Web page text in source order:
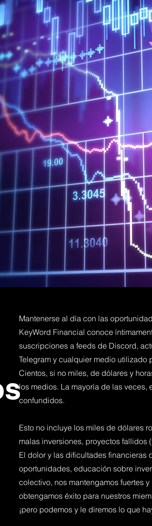
Mantenerse al día con las
KeyWord Financial conoce
suscripciones a feeds de Discord,
Telegram y cualquier medio utilizado
Cientos, si no miles, de dólares y
los medios. La mayoría de las veces,
confundidos.
Esto no incluye los miles de dólares
malas inversiones, proyectos fallidos
El dolor y las dificultades financieras
oportunidades, educación sobre
colectivo, nos mantengamos fuertes
obtengamos éxito para nuestros
¡pero podemos y le diremos lo que